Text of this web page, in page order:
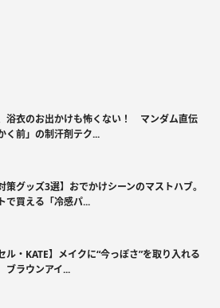
浴衣のお出かけも怖くない！ マンダム直伝
く前」の制汗剤テク...
策グッズ3選】おでかけシーンのマストハブ。
で買える「冷感パ...
ル・KATE】メイクに“今っぽさ”を取り入れる
ラウンアイ...